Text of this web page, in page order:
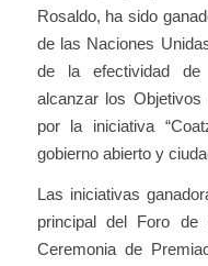
Rosaldo, ha sido
de las Naciones
de la efectividad de
alcanzar los Objetivos
por la iniciativa
gobierno abierto y
Las iniciativas
principal del Foro
Ceremonia de